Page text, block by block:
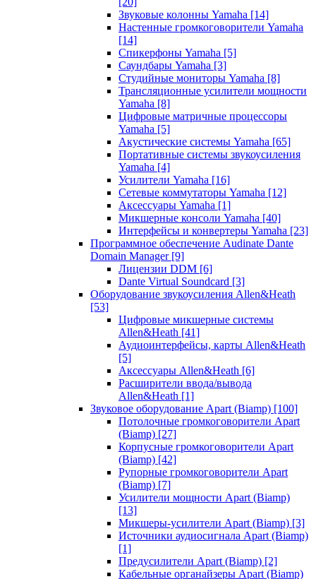
Звуковые колонны Yamaha [14]
Настенные громкоговорители Yamaha
[14]
Спикерфоны Yamaha [5]
Саундбары Yamaha [3]
Студийные мониторы Yamaha [8]
Трансляционные усилители мощности
Yamaha [8]
Цифровые матричные процессоры
Yamaha [5]
Акустические системы Yamaha [65]
Портативные системы звукоусиления
Yamaha [4]
Усилители Yamaha [16]
Сетевые коммутаторы Yamaha [12]
Аксессуары Yamaha [1]
Микшерные консоли Yamaha [40]
Интерфейсы и конвертеры Yamaha [23]
Программное обеспечение Audinate Dante
Domain Manager [9]
Лицензии DDM [6]
Dante Virtual Soundcard [3]
Оборудование звукоусиления Allen&Heath
[53]
Цифровые микшерные системы
Allen&Heath [41]
Аудиоинтерфейсы, карты Allen&Heath
[5]
Аксессуары Allen&Heath [6]
Расширители ввода/вывода
Allen&Heath [1]
Звуковое оборудование Apart (Biamp) [100]
Потолочные громкоговорители Apart
(Biamp) [27]
Корпусные громкоговорители Apart
(Biamp) [42]
Рупорные громкоговорители Apart
(Biamp) [7]
Усилители мощности Apart (Biamp)
[13]
Микшеры-усилители Apart (Biamp) [3]
Источники аудиосигнала Apart (Biamp)
[1]
Предусилители Apart (Biamp) [2]
Кабельные органайзеры Apart (Biamp)